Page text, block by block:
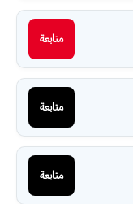
متابعة
متابعة
متابعة